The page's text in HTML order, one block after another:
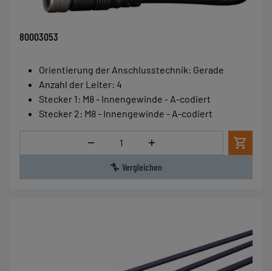
80003053
Orientierung der Anschlusstechnik: Gerade
Anzahl der Leiter: 4
Stecker 1 : M8 - Innengewinde - A-codiert
Stecker 2: M8 - Innengewinde - A-codiert
Menge
Vergleichen